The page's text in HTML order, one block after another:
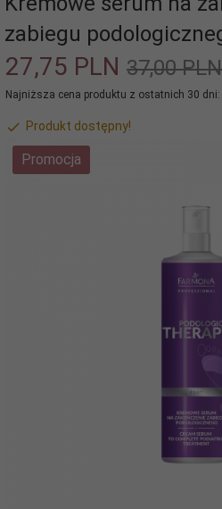
zabiegu
27,75 PLN 37,00 PLN
Najniższa cena produktu z ostatnich 30 dni:
Produkt dostępny!
Promocja